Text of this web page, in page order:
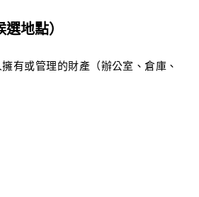
地點）
有或管理的財產（辦公室、倉庫、